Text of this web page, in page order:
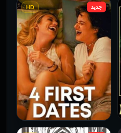
فيلم Monika مترجم للكبار
فقط
2026
جديد HD